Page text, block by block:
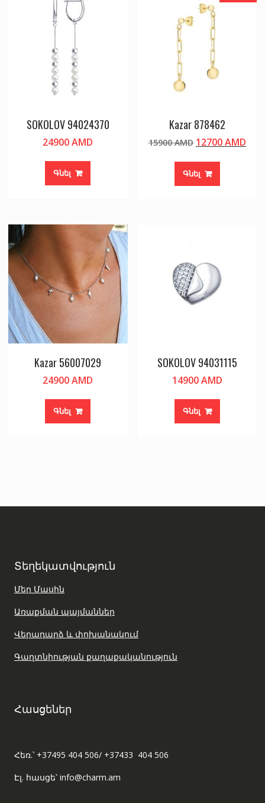
SOKOLOV 94024370
24900AMD
Գնել
Kazar 878462
15900AMD Original
was:
15900 AMD.
12700AMD
Գնել
Kazar 56007029
24900AMD
Գնել
SOKOLOV 94031115
14900AMD
Գնել
Տեղեկատվություն
Մեր Մասին
Առաքման պայմաններ
Վերադարձ և փոխանակում
Գաղտնիության քաղաքականություն
Հասցեներ
Հեռ.՝ +37495 404 506/ +37433 404 506
Էլ. հասցե՝ info@charm.am